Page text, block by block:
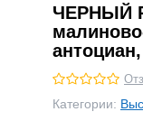
ЧЕРНЫЙ
Категории: